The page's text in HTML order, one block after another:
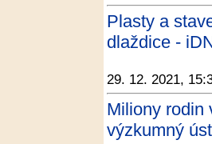
Plasty a
dlaždice -
29. 12. 2021,
Miliony rodin
výzkumný